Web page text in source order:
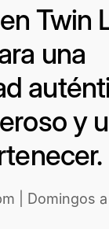
Twin
una
y
| Domingos